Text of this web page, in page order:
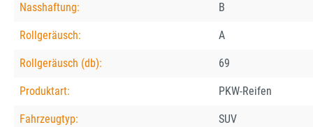
Nasshaftung: B
Rollgeräusch: A
Rollgeräusch (db): 69
Produktart: PKW-Reifen
Fahrzeugtyp: SUV